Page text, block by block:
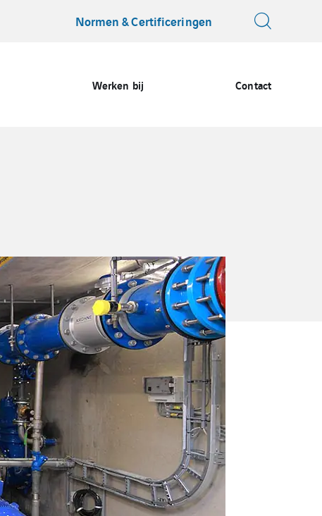
Normen & Certificeringen
Werken bij Contact